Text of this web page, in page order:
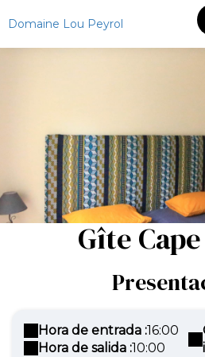
Domaine Lou Peyrol
Gîte
Hora de entrada :16:00
Hora de salida :10:00